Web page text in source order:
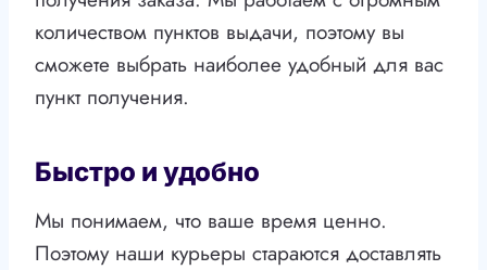
количеством пунктов выдачи, поэтому вы
сможете выбрать наиболее удобный для вас
пункт получения.
Быстро и удобно
Мы понимаем, что ваше время ценно.
Поэтому наши курьеры стараются доставлять